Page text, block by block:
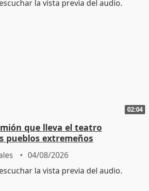
02:04
que lleva el teatro
pueblos extremeños
04/08/2026